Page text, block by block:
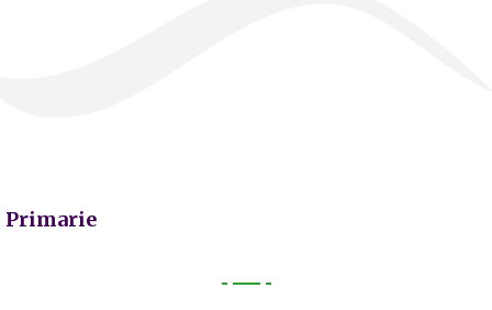
Primarie